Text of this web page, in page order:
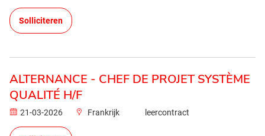
Solliciteren
ALTERNANCE - CHEF DE PROJET SYSTÈME
QUALITÉ H/F
21-03-2026 Frankrijk leercontract